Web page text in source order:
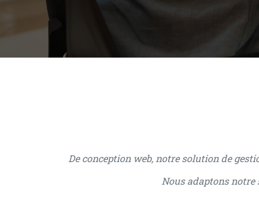
De conception web, notre solution de
Nous adaptons